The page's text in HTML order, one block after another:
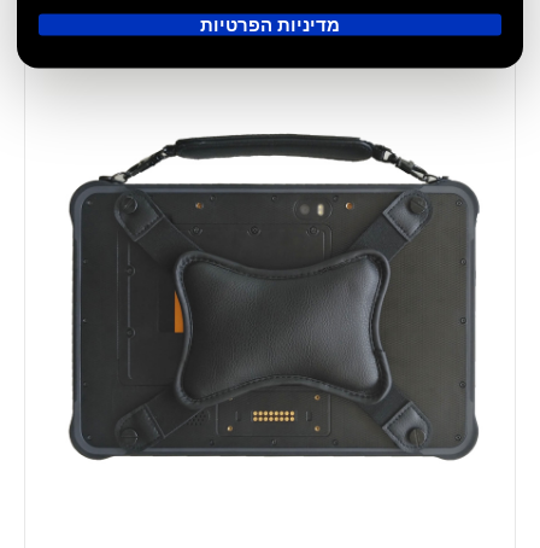
מדיניות הפרטיות